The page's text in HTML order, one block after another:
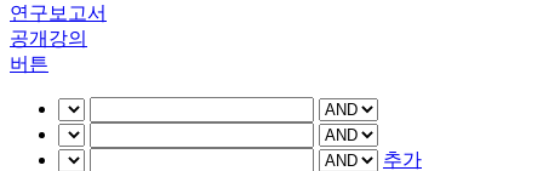
연구보고서
공개강의
버튼
추가